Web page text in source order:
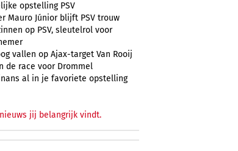
opstelling PSV
Mauro Júnior blijft PSV trouw
op PSV, sleutelrol voor
vallen op Ajax-target Van Rooij
de race voor Drommel
al in je favoriete opstelling
jij belangrijk vindt.